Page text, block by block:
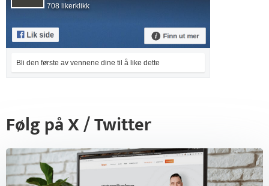
708 likerklikk
Bli den første av vennene dine til å like dette
Følg på X / Twitter